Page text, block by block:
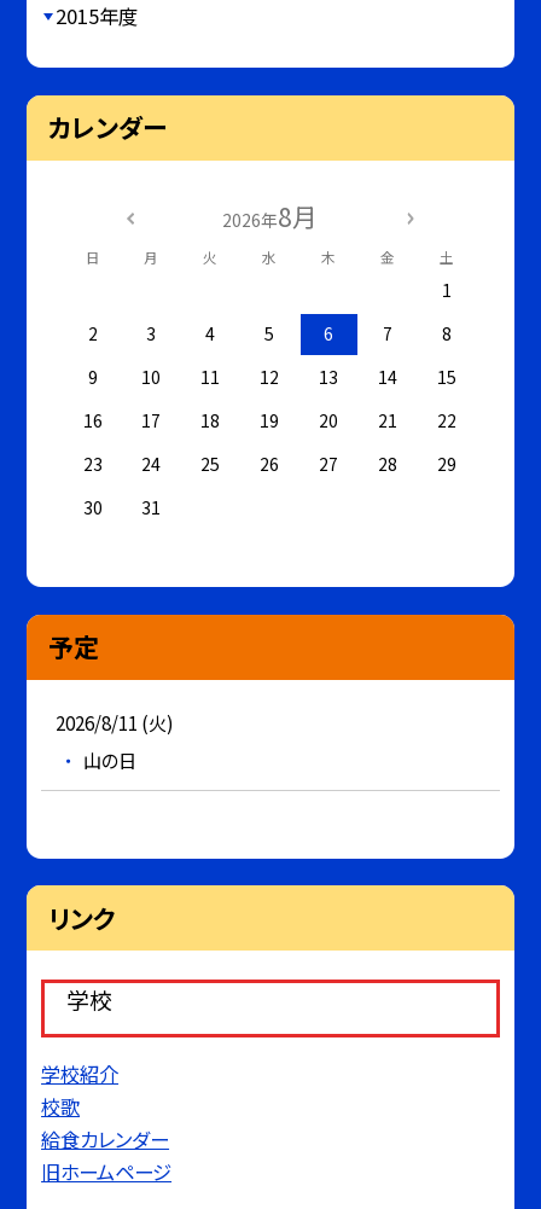
2015年度
カレンダー
2026年8月
日 月 火 水 木 金 土
1
2
3 4 5 6 7
8
9
10 11 12 13 14
15
16
17 18 19 20 21
22
23
24 25 26 27 28
29
30
31
予定
2026/8/11 (火)
山の日
リンク
学校
学校紹介
校歌
給食カレンダー
旧ホームページ